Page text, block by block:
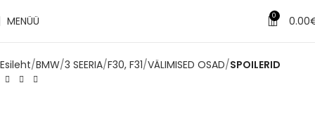
MENÜÜ 0 0.00
Esileht BMW 3 SEERIA F30, F31 VÄLIMISED OSAD SPOILERID